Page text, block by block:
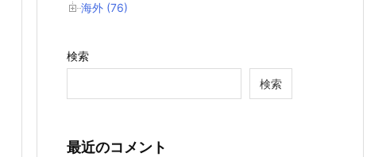
海外 (76)
検索
検索
最近のコメント